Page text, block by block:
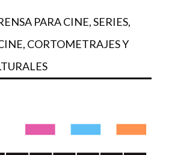
PARA CINE, SERIES,
CORTOMETRAJES Y